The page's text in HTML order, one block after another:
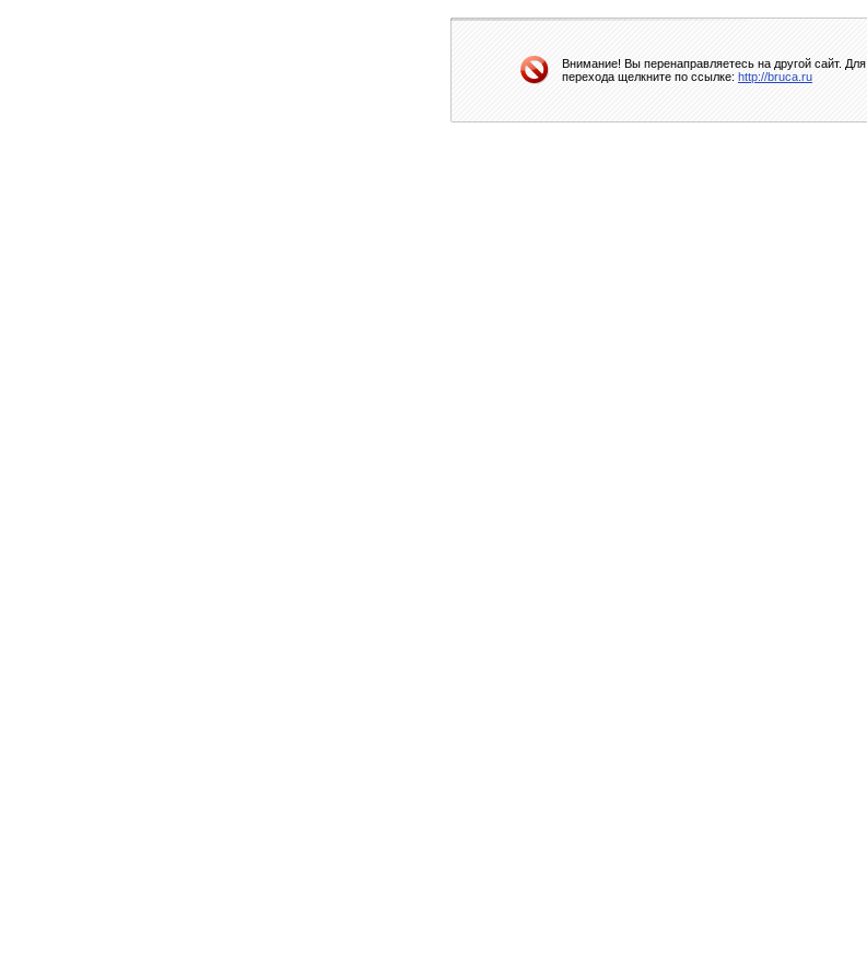
Внимание! Вы перенаправляетесь на другой сайт. Для
перехода щелкните по ссылке: http://bruca.ru